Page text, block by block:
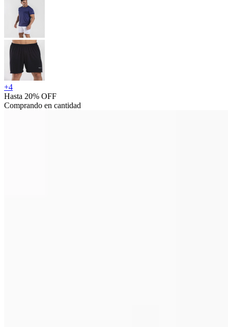
+4
Hasta 20% OFF
Comprando en cantidad